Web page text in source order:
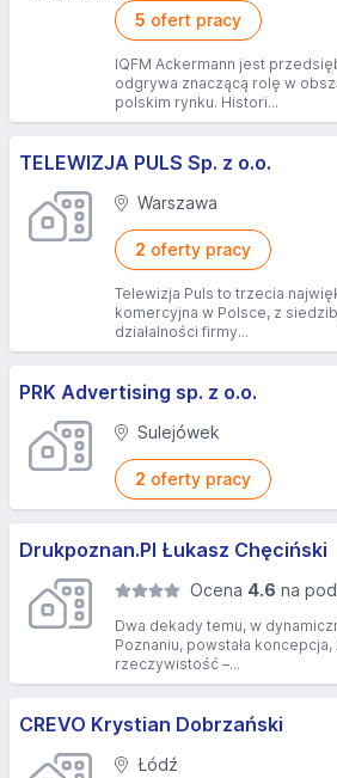
5 ofert pracy
IQFM Ackermann jest
odgrywa znaczącą rolę w
polskim rynku. Histori...
TELEWIZJA PULS Sp. z o.o.
Warszawa
2 oferty pracy
Telewizja Puls to trzecia
komercyjna w Polsce, z
działalności firmy...
PRK Advertising sp. z o.o.
Sulejówek
2 oferty pracy
Drukpoznan.Pl Łukasz Chęciński
Ocena 4.6 na
Dwa dekady temu, w
Poznaniu, powstała
rzeczywistość –...
CREVO Krystian Dobrzański
Łódź